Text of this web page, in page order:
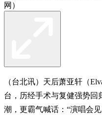
网）
（台北讯）天后萧亚轩（
台，历经手术与复健强势回
潮，更霸气喊话：“演唱会